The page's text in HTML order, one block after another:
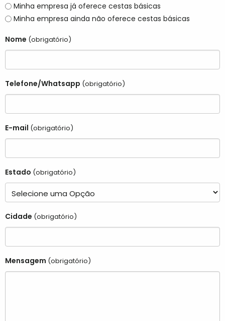
Minha empresa já oferece cestas básicas
Minha empresa ainda não oferece cestas básicas
Nome (obrigatório)
Telefone/Whatsapp (obrigatório)
E-mail (obrigatório)
Estado (obrigatório)
Cidade (obrigatório)
Mensagem (obrigatório)